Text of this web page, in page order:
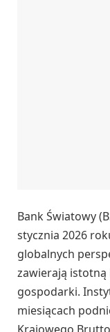
Bank Światowy
stycznia 2026
globalnych
zawierają
gospodarki.
miesiącach